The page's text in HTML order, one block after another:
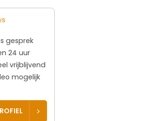
gesprek
24 uur
vrijblijvend
mogelijk